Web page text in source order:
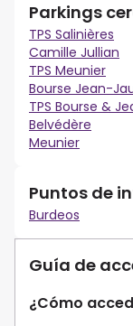
Parkings
TPS Salinières
Camille Jullian
TPS Meunier
Bourse Jean-
TPS Bourse &
Belvédère
Meunier
Puntos de
Burdeos
Guía de
¿Cómo